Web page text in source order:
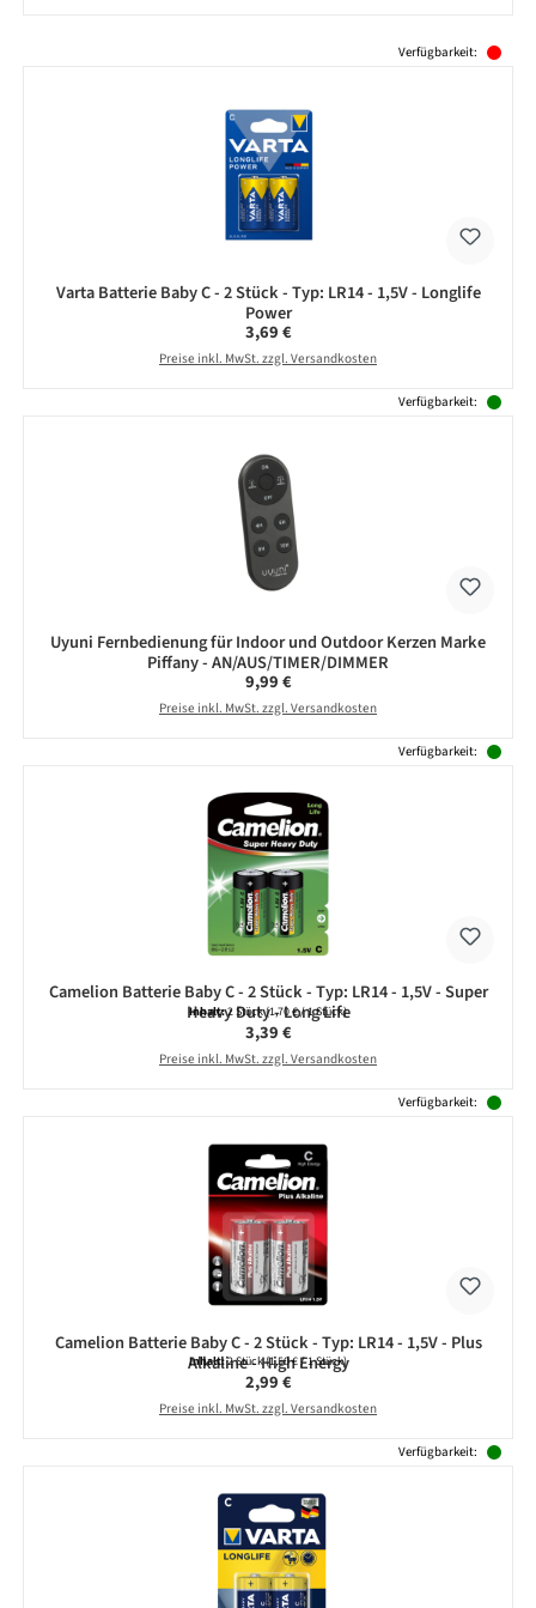
Verfügbarkeit:
Varta Batterie Baby C - 2 Stück - Typ: LR14 - 1,5V - Longlife
Power
Regulärer Preis:
3,69 €
Preise inkl. MwSt. zzgl. Versandkosten
Verfügbarkeit:
Uyuni Fernbedienung für Indoor und Outdoor Kerzen Marke
Piffany - AN/AUS/TIMER/DIMMER
Regulärer Preis:
9,99 €
Preise inkl. MwSt. zzgl. Versandkosten
Verfügbarkeit:
Camelion Batterie Baby C - 2 Stück - Typ: LR14 - 1,5V - Super
Heavy Duty - Long Life
Inhalt:2 Stück(1,70 € / 1 Stück)
Regulärer Preis:
3,39 €
Preise inkl. MwSt. zzgl. Versandkosten
Verfügbarkeit:
Camelion Batterie Baby C - 2 Stück - Typ: LR14 - 1,5V - Plus
Alkaline - High Energy
Inhalt:2 Stück(1,50 € / 1 Stück)
Regulärer Preis:
2,99 €
Preise inkl. MwSt. zzgl. Versandkosten
Verfügbarkeit: